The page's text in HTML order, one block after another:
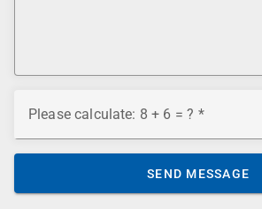
Please calculate: 8 + 6 = ?
SEND MESSAGE